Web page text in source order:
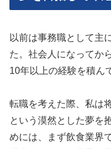
以前は事務職として主
た。社会人になってか
10年以上の経験を積ん
転職を考えた際、私は
という漠然とした夢を
めには、まず飲食業界